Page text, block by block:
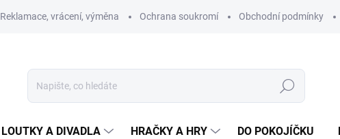
Reklamace, vrácení, výměna Ochrana soukromí Obchodní podmínky
Hledat
LOUTKY A DIVADLA HRAČKY A HRY DO POKOJÍČKU